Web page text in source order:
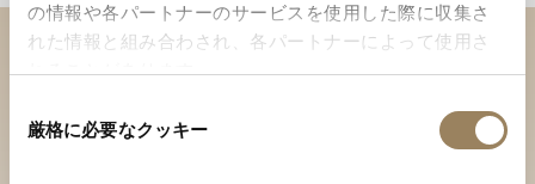
の情報や各パートナーのサービスを使用した際に収集さ
れた情報と組み合わされ、各パートナーによって使用さ
れることがあります。
厳格に必要なクッキー
ブティックでコレクションを
ご覧ください